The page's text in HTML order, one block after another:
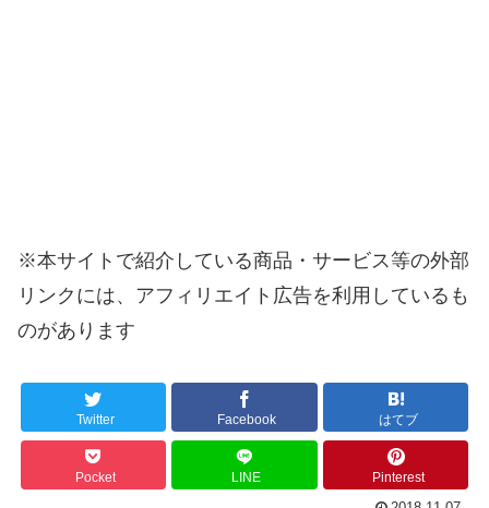
※本サイトで紹介している商品・サービス等の外部
リンクには、アフィリエイト広告を利用しているも
のがあります
Twitter Facebook はてブ
Pocket LINE Pinterest